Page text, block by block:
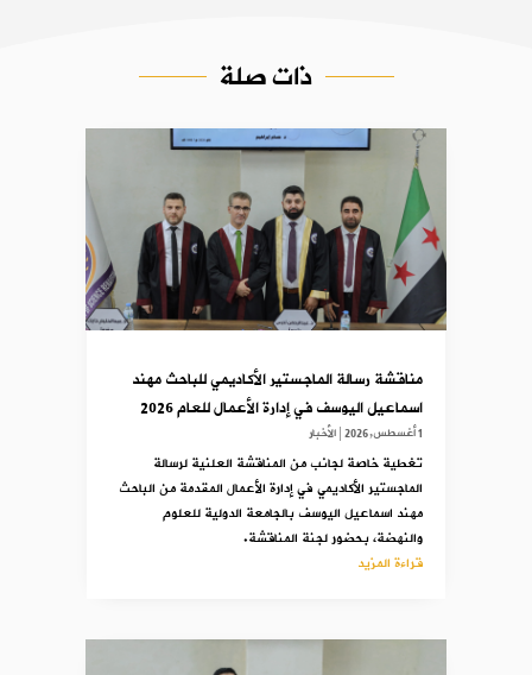
ذات صلة
مناقشة رسالة الماجستير الأكاديمي للباحث مهند
اسماعيل اليوسف في إدارة الأعمال للعام 2026
1 أغسطس,2026 |الأخبار
تغطية خاصة لجانب من المناقشة العلنية لرسالة
الماجستير الأكاديمي في إدارة الأعمال المقدمة من الباحث
مهند اسماعيل اليوسف بالجامعة الدولية للعلوم
والنهضة، بحضور لجنة المناقشة.
قراءة المزيد